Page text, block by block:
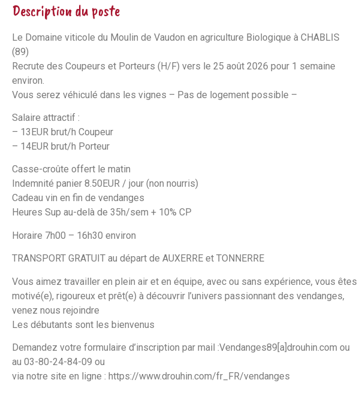
Description du poste
Le Domaine viticole du Moulin de Vaudon en agriculture Biologique à CHABLIS
(89)
Recrute des Coupeurs et Porteurs (H/F) vers le 25 août 2026 pour 1 semaine
environ.
Vous serez véhiculé dans les vignes – Pas de logement possible –
Salaire attractif :
– 13EUR brut/h Coupeur
– 14EUR brut/h Porteur
Casse-croûte offert le matin
Indemnité panier 8.50EUR / jour (non nourris)
Cadeau vin en fin de vendanges
Heures Sup au-delà de 35h/sem + 10% CP
Horaire 7h00 – 16h30 environ
TRANSPORT GRATUIT au départ de AUXERRE et TONNERRE
Vous aimez travailler en plein air et en équipe, avec ou sans expérience, vous êtes
motivé(e), rigoureux et prêt(e) à découvrir l’univers passionnant des vendanges,
venez nous rejoindre
Les débutants sont les bienvenus
Demandez votre formulaire d’inscription par mail :Vendanges89[a]drouhin.com ou
au 03-80-24-84-09 ou
via notre site en ligne : https://www.drouhin.com/fr_FR/vendanges